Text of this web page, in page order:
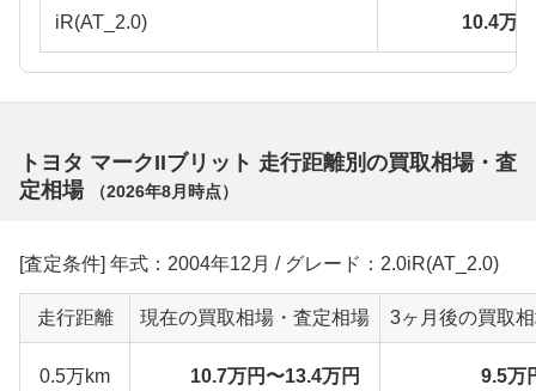
iR(AT_2.0) 10.4万
トヨタ マークIIブリット 走行距離別の買取相場・査
定相場
（2026年8月 時点）
[査定条件] 年式：2004年12月 / グレード：2.0iR(AT_2.0)
走行距離 現在の買取相場・査定相場 3ヶ月後の買取
0.5万km 10.7万円〜13.4万円 9.5万